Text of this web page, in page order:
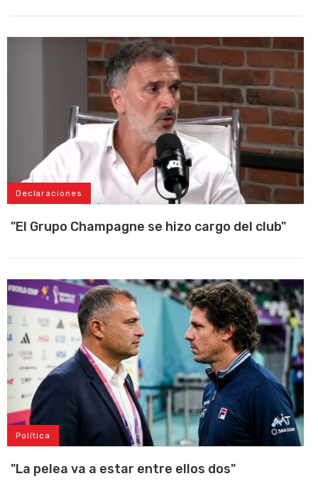
Declaraciones
"El Grupo Champagne se hizo cargo del club"
Política
"La pelea va a estar entre ellos dos"